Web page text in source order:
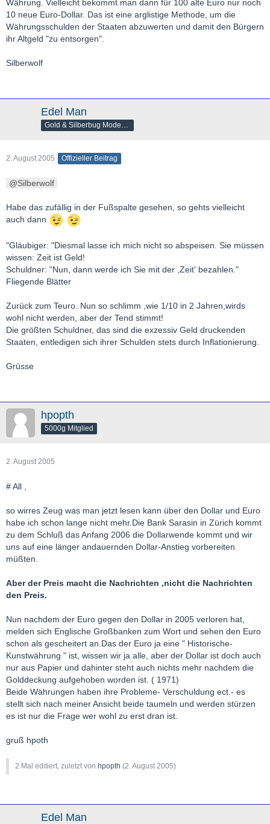
Währung. Vielleicht bekommt man dann für 100 alte Euro nur noch
10 neue Euro-Dollar. Das ist eine arglistige Methode, um die
Währungsschulden der Staaten abzuwerten und damit den Bürgern
ihr Altgeld "zu entsorgen".
Silberwolf
Edel Man
Gold & Silberbug Moderator
2. August 2005 Offizieller Beitrag
Silberwolf
Habe das zufällig in der Fußspalte gesehen, so gehts vielleicht
auch dann
"Gläubiger: "Diesmal lasse ich mich nicht so abspeisen. Sie müssen
wissen: Zeit ist Geld!
Schuldner: "Nun, dann werde ich Sie mit der ,Zeit' bezahlen."
Fliegende Blätter
Zurück zum Teuro. Nun so schlimm ,wie 1/10 in 2 Jahren,wirds
wohl nicht werden, aber der Tend stimmt!
Die größten Schuldner, das sind die exzessiv Geld druckenden
Staaten, entledigen sich ihrer Schulden stets durch Inflationierung.
Grüsse
hpopth
5000g Mitglied
2. August 2005
# All ,
so wirres Zeug was man jetzt lesen kann über den Dollar und Euro
habe ich schon lange nicht mehr.Die Bank Sarasin in Zürich kommt
zu dem Schluß das Anfang 2006 die Dollarwende kommt und wir
uns auf eine länger andauernden Dollar-Anstieg vorbereiten
müßten.
Aber der Preis macht die Nachrichten ,nicht die Nachrichten
den Preis.
Nun nachdem der Euro gegen den Dollar in 2005 verloren hat,
melden sich Englische Großbanken zum Wort und sehen den Euro
schon als gescheitert an.Das der Euro ja eine " Historische-
Kunstwährung " ist, wissen wir ja alle, aber der Dollar ist doch auch
nur aus Papier und dahinter steht auch nichts mehr nachdem die
Golddeckung aufgehoben worden ist. ( 1971)
Beide Währungen haben ihre Probleme- Verschuldung ect.- es
stellt sich nach meiner Ansicht beide taumeln und werden stürzen
es ist nur die Frage wer wohl zu erst dran ist.
gruß hpoth
2 Mal editiert, zuletzt von hpopth (2. August 2005)
Edel Man